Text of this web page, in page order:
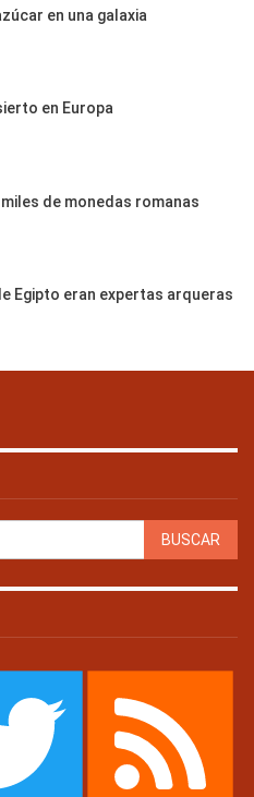
en una galaxia
en Europa
de monedas romanas
Egipto eran expertas arqueras